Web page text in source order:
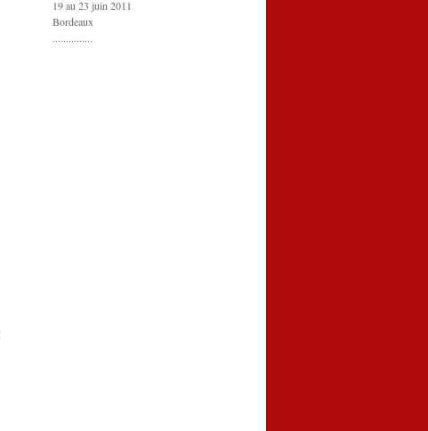
19 au 23 juin 2011
Bordeaux
...............